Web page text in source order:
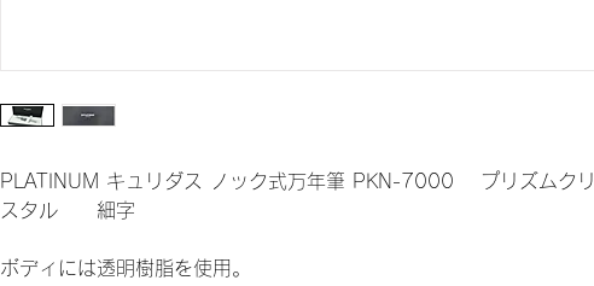
PLATINUM キュリダス ノック式万年筆 PKN-7000 プリズムクリ
スタル 細字
ボディには透明樹脂を使用。